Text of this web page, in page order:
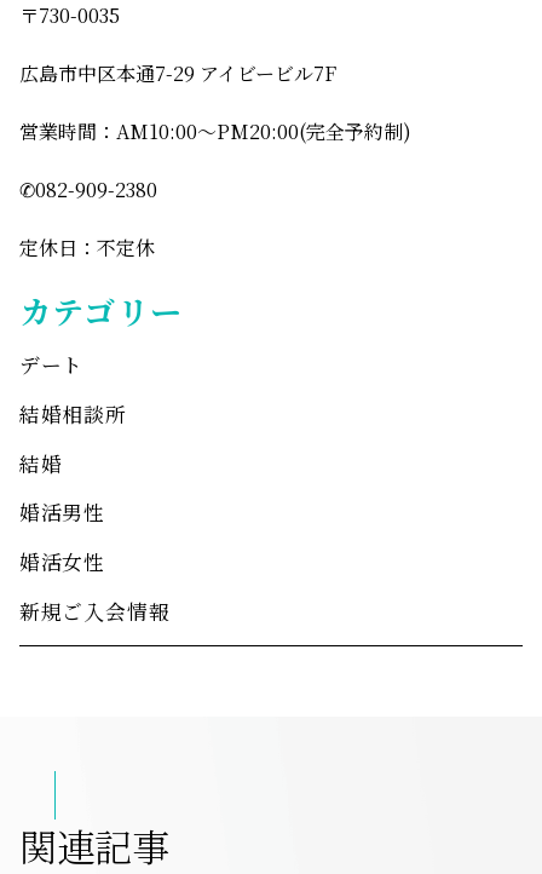
〒730-0035
広島市中区本通7-29 アイビービル7F
営業時間：AM10:00〜PM20:00(完全予約制)
✆082-909-2380
定休日：不定休
カテゴリー
デート
結婚相談所
結婚
婚活男性
婚活女性
新規ご入会情報
関連記事